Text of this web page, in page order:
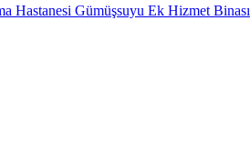
Hastanesi Gümüşsuyu Ek Hizmet Binası